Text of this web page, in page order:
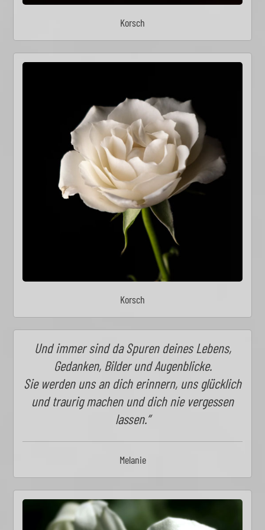
Korsch
Korsch
Und immer sind da Spuren deines Lebens,
Gedanken, Bilder und Augenblicke.
Sie werden uns an dich erinnern, uns glücklich
und traurig machen und dich nie vergessen
lassen.“
Melanie